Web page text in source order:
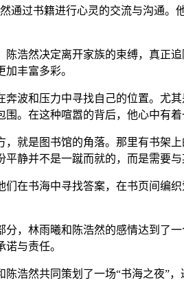
通过书籍进行心灵的交流与沟通
浩然决定离开家族的束缚，真正
丰富多彩。
波和压力中寻找自己的位置。尤
。在这种喧嚣的背后，他心中有
就是图书馆的角落。那里有书架
静并不是一蹴而就的，而是需要
在书海中寻找答案，在书页间编
分，林雨曦和陈浩然的感情达到了
与责任。
浩然共同策划了一场“书海之夜”